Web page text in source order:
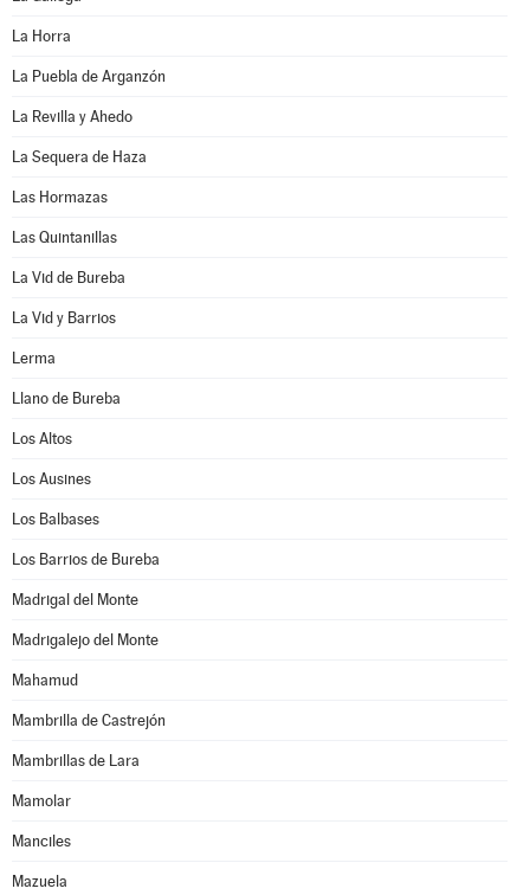
La Horra
La Puebla de Arganzón
La Revilla y Ahedo
La Sequera de Haza
Las Hormazas
Las Quintanillas
La Vid de Bureba
La Vid y Barrios
Lerma
Llano de Bureba
Los Altos
Los Ausines
Los Balbases
Los Barrios de Bureba
Madrigal del Monte
Madrigalejo del Monte
Mahamud
Mambrilla de Castrejón
Mambrillas de Lara
Mamolar
Manciles
Mazuela